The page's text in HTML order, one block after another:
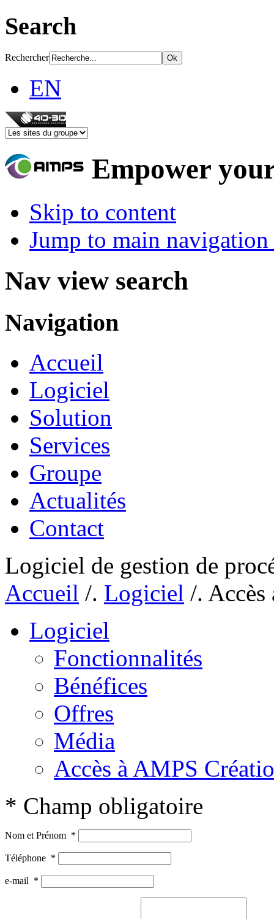
Search
Rechercher
EN
Empower
Skip to content
Jump to main
Nav view search
Navigation
Accueil
Logiciel
Solution
Services
Groupe
Actualités
Contact
Logiciel de gestion de
Accueil /. Logiciel /. Accès
Logiciel
Fonctionnalités
Bénéfices
Offres
Média
Accès à AMPS
* Champ obligatoire
Nom et Prénom *
Téléphone *
e-mail *